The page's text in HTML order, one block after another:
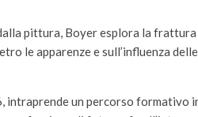
pittura, Boyer esplora la frattura
le apparenze e sull’influenza
intraprende un percorso formativo